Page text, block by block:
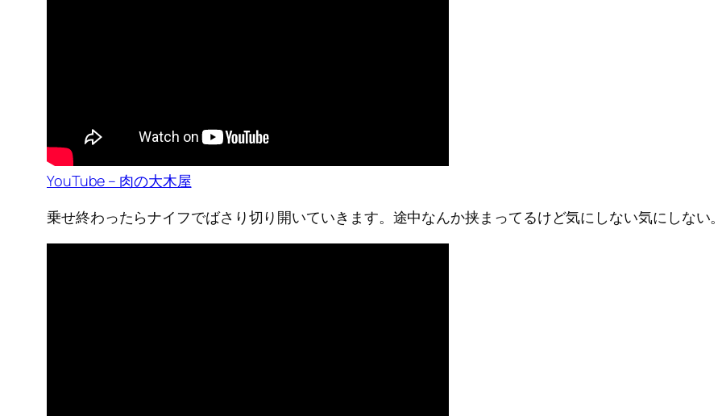
YouTube – 肉の大木屋
乗せ終わったらナイフでばさり切り開いていきます。途中なんか挟まってるけど気にしない気にしない。